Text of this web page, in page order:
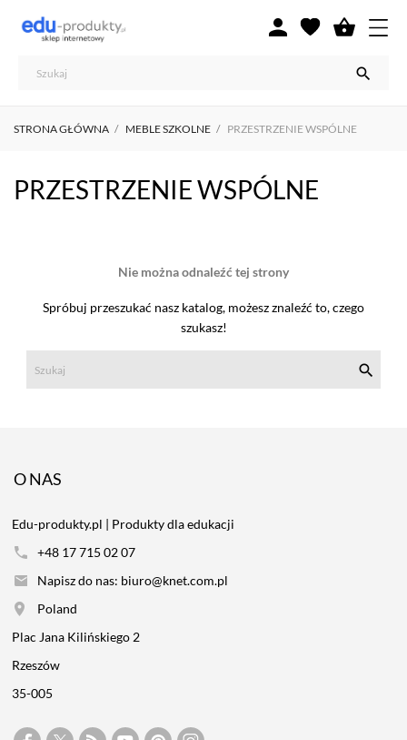



STRONA GŁÓWNA MEBLE SZKOLNE PRZESTRZENIE WSPÓLNE
PRZESTRZENIE WSPÓLNE
Nie można odnaleźć tej strony
Spróbuj przeszukać nasz katalog, możesz znaleźć to, czego
szukasz!

O NAS
Edu-produkty.pl | Produkty dla edukacji
+48 17 715 02 07
Napisz do nas: biuro@knet.com.pl
Poland
Plac Jana Kilińskiego 2
Rzeszów
35-005